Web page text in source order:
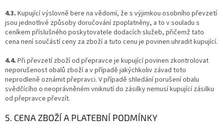
4.3. Kupující výslovně bere na vědomí, že s výjimkou osobního převzetí
jsou jednotlivé způsoby doručování zpoplatněny, a to v souladu s
ceníkem příslušného poskytovatele dodacích služeb, přičemž tato
cena není součástí ceny za zboží a tuto cenu je povinen uhradit kupující.
4.4. Při převzetí zboží od přepravce je kupující povinen zkontrolovat
neporušenost obalů zboží a v případě jakýchkoliv závad toto
neprodleně oznámit přepravci. V případě shledání porušení obalu
svědčícího o neoprávněném vniknutí do zásilky nemusí kupující zásilku
od přepravce převzít.
5. CENA ZBOŽÍ A PLATEBNÍ PODMÍNKY